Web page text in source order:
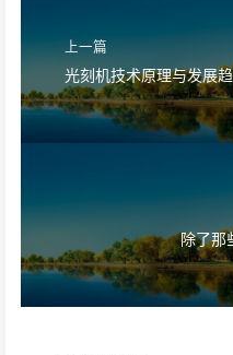
上一篇
光刻机技术原理与发展
除了那